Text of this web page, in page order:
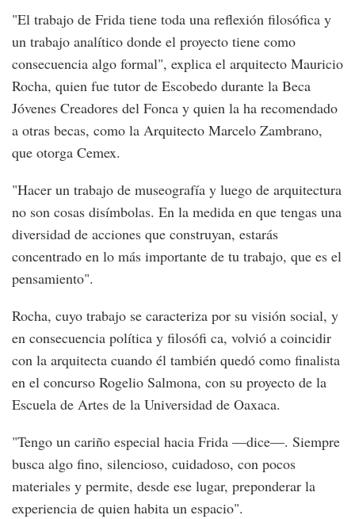
"El trabajo de Frida tiene toda una reflexión filosófica y
un trabajo analítico donde el proyecto tiene como
consecuencia algo formal", explica el arquitecto Mauricio
Rocha, quien fue tutor de Escobedo durante la Beca
Jóvenes Creadores del Fonca y quien la ha recomendado
a otras becas, como la Arquitecto Marcelo Zambrano,
que otorga Cemex.
"Hacer un trabajo de museografía y luego de arquitectura
no son cosas disímbolas. En la medida en que tengas una
diversidad de acciones que construyan, estarás
concentrado en lo más importante de tu trabajo, que es el
pensamiento".
Rocha, cuyo trabajo se caracteriza por su visión social, y
en consecuencia política y filosófi ca, volvió a coincidir
con la arquitecta cuando él también quedó como finalista
en el concurso Rogelio Salmona, con su proyecto de la
Escuela de Artes de la Universidad de Oaxaca.
"Tengo un cariño especial hacia Frida —dice—. Siempre
busca algo fino, silencioso, cuidadoso, con pocos
materiales y permite, desde ese lugar, preponderar la
experiencia de quien habita un espacio".